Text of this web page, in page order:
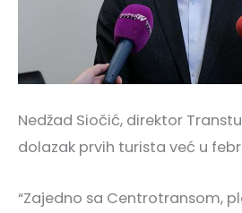
Nedžad Siočić, direktor
dolazak prvih turista već u
“Zajedno sa Centrotransom,